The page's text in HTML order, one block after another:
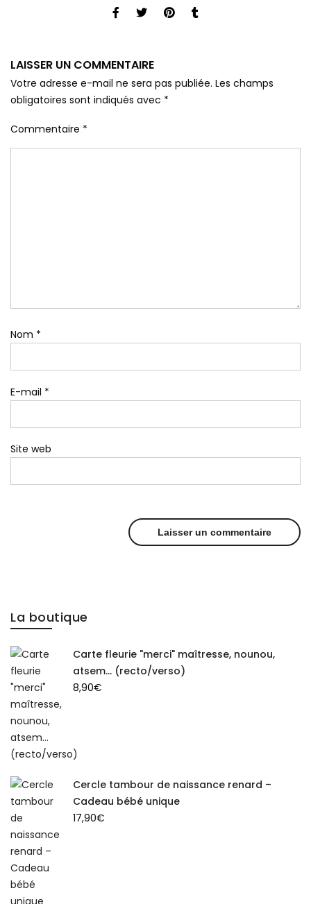
LAISSER UN COMMENTAIRE
Votre adresse e-mail ne sera pas publiée. Les champs
obligatoires sont indiqués avec *
Commentaire *
Nom *
E-mail *
Site web
La boutique
Carte fleurie "merci" maîtresse, nounou,
atsem... (recto/verso)
8,90€
Cercle tambour de naissance renard –
Cadeau bébé unique
17,90€